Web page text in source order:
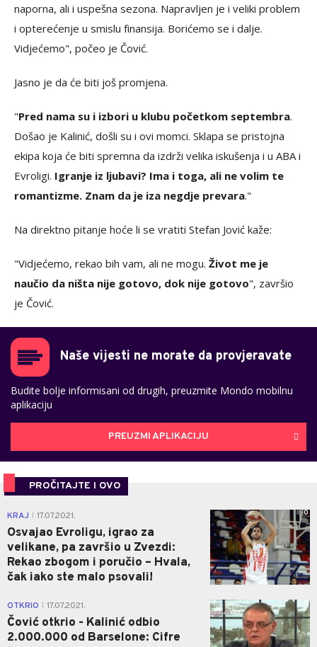
naporna, ali i uspešna sezona. Napravljen je i veliki problem
i opterećenje u smislu finansija. Borićemo se i dalje.
Vidjećemo", počeo je Čović.
Jasno je da će biti još promjena.
"Pred nama su i izbori u klubu početkom septembra.
Došao je Kalinić, došli su i ovi momci. Sklapa se pristojna
ekipa koja će biti spremna da izdrži velika iskušenja i u ABA i
Evroligi. Igranje iz ljubavi? Ima i toga, ali ne volim te
romantizme. Znam da je iza negdje prevara."
Na direktno pitanje hoće li se vratiti Stefan Jović kaže:
"Vidjećemo, rekao bih vam, ali ne mogu. Život me je
naučio da ništa nije gotovo, dok nije gotovo", završio
je Čović.
Naše vijesti ne morate da provjeravate
Budite bolje informisani od drugih, preuzmite Mondo mobilnu
aplikaciju
PREUZMI APLIKACIJU
PROČITAJTE I OVO
KRAJ 17.07.2021.
Osvajao Evroligu, igrao za
velikane, pa završio u Zvezdi:
Rekao zbogom i poručio – Hvala,
čak iako ste malo psovali!
0
OTKRIO 17.07.2021.
Čović otkrio - Kalinić odbio
2.000.000 od Barselone: Cifre
0